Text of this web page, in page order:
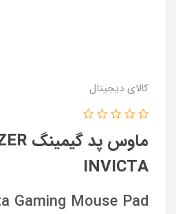
کالای دیجیتال
INVICTA
Gaming Mouse Pad